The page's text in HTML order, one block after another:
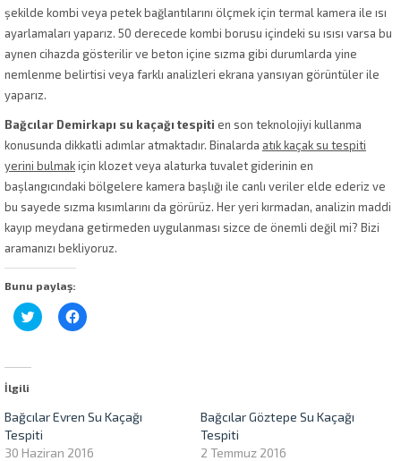
şekilde kombi veya petek bağlantılarını ölçmek için termal kamera ile ısı
ayarlamaları yaparız. 50 derecede kombi borusu içindeki su ısısı varsa bu
aynen cihazda gösterilir ve beton içine sızma gibi durumlarda yine
nemlenme belirtisi veya farklı analizleri ekrana yansıyan görüntüler ile
yaparız.
Bağcılar Demirkapı su kaçağı tespiti en son teknolojiyi kullanma
konusunda dikkatli adımlar atmaktadır. Binalarda atık kaçak su tespiti
yerini bulmakiçin klozet veya alaturka tuvalet giderinin en
başlangıcındaki bölgelere kamera başlığı ile canlı veriler elde ederiz ve
bu sayede sızma kısımlarını da görürüz. Her yeri kırmadan, analizin maddi
kayıp meydana getirmeden uygulanması sizce de önemli değil mi? Bizi
aramanızı bekliyoruz.
Bunu paylaş:
Twitter
üzerinde
Facebook'ta
paylaşmak
İlgili
Bağcılar Evren Su Kaçağı
Tespiti
30 Haziran 2016
Bağcılar Göztepe Su Kaçağı
Tespiti
2 Temmuz 2016